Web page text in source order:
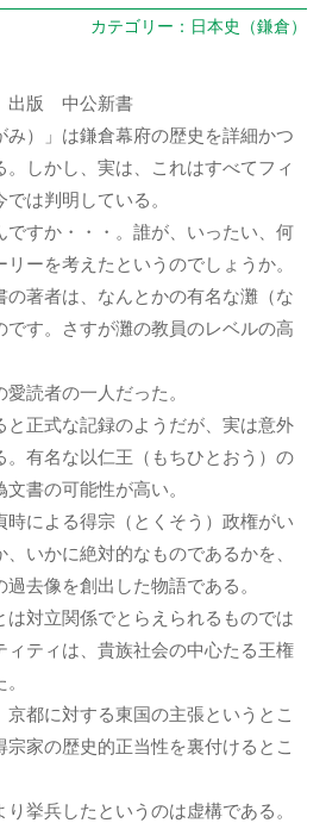
カテゴリー： 日本史（鎌倉）
版 中公新書
）」は鎌倉幕府の歴史を詳細かつ
しかし、実は、これはすべてフィ
は判明している。
すか・・・。誰が、いったい、何
ーを考えたというのでしょうか。
の著者は、なんとかの有名な灘（な
です。さすが灘の教員のレベルの高
読者の一人だった。
と正式な記録のようだが、実は意外
。有名な以仁王（もちひとおう）の
書の可能性が高い。
による得宗（とくそう）政権がい
いかに絶対的なものであるかを、
去像を創出した物語である。
対立関係でとらえられるものでは
ィティは、貴族社会の中心たる王権
都に対する東国の主張というとこ
家の歴史的正当性を裏付けるとこ
挙兵したというのは虚構である。